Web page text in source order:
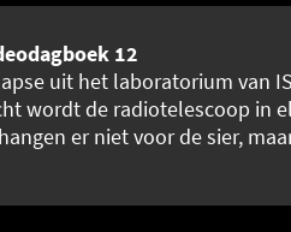
12
uit het laboratorium van
wordt de radiotelescoop in
er niet voor de sier,